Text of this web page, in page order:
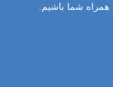
همراه شما باشیم.